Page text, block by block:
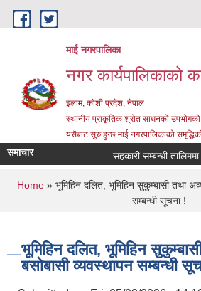
Skip to main content
माई नगरपालिका
नगर कार्यपालिकाको
इलाम, कोशी प्रदेश, नेपाल
स्थानीय प्राकृतिक श्रोत साधनको
यसैबाट सुरु हुन्छ माई नगरपालिकाको
समाचार सहकारी सम्बन्धी तालिममा
You are here
Home » भूमिहिन दलित, भूमिहिन सुकुम्बासी तथा
सम्बन्धी सूचना !
भूमिहिन दलित, भूमिहिन
बसोबासी व्यवस्थापन सम्बन्धी